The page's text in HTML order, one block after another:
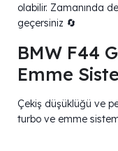
olabilir. Zamanında
geçersiniz 🔄
BMW F44
Emme
Çekiş düşüklüğü ve
turbo ve emme